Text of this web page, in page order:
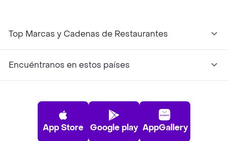
Top Marcas y Cadenas de Restaurantes
Encuéntranos en estos países
App Store Google play AppGallery